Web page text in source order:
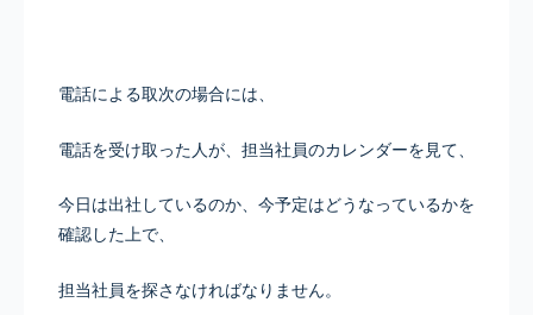
電話による取次の場合には、
電話を受け取った人が、担当社員のカレンダーを見て、
今日は出社しているのか、今予定はどうなっているかを
確認した上で、
担当社員を探さなければなりません。